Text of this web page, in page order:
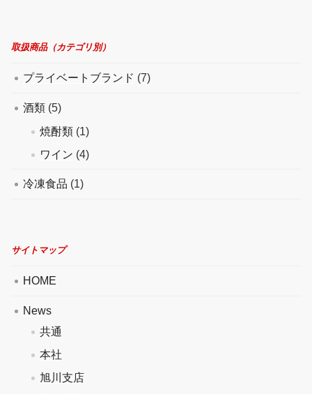
取扱商品（カテゴリ別）
プライベートブランド (7)
酒類 (5)
焼酎類 (1)
ワイン (4)
冷凍食品 (1)
サイトマップ
HOME
News
共通
本社
旭川支店